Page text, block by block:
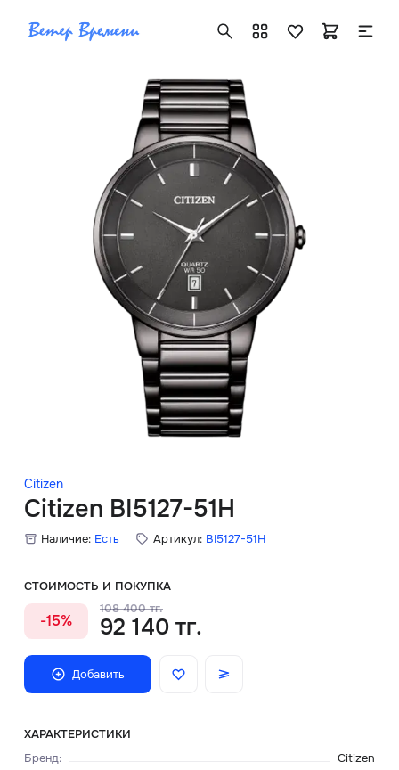
Citizen
Citizen BI5127-51H
Наличие: Есть Артикул: BI5127-51H
СТОИМОСТЬ И ПОКУПКА
-15%
108 400 тг.
92 140 тг.
Добавить
ХАРАКТЕРИСТИКИ
Бренд:
Citizen
+7 ( 705 ) 181-42-50
info@vetervremeni.kz
Авторизация
Каталог
Мужские часы
Женские часы
Скидки
Главная
О нас
Доставка и оплата
Блог